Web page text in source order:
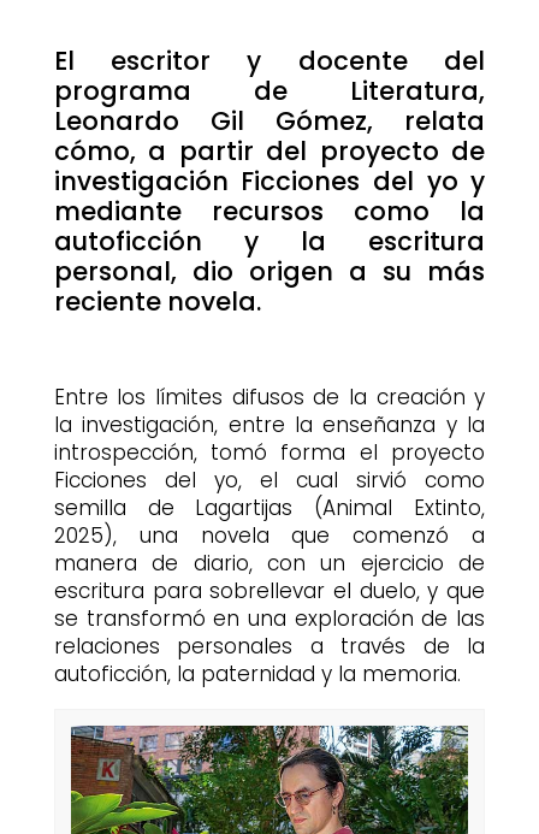
El escritor y docente del
programa de Literatura,
Leonardo Gil Gómez, relata
cómo, a partir del proyecto de
investigación Ficciones del yo y
mediante recursos como la
autoficción y la escritura
personal, dio origen a su más
reciente novela.
Entre los límites difusos de la creación y
la investigación, entre la enseñanza y la
introspección, tomó forma el proyecto
Ficciones del yo, el cual sirvió como
semilla de Lagartijas (Animal Extinto,
2025), una novela que comenzó a
manera de diario, con un ejercicio de
escritura para sobrellevar el duelo, y que
se transformó en una exploración de las
relaciones personales a través de la
autoficción, la paternidad y la memoria.